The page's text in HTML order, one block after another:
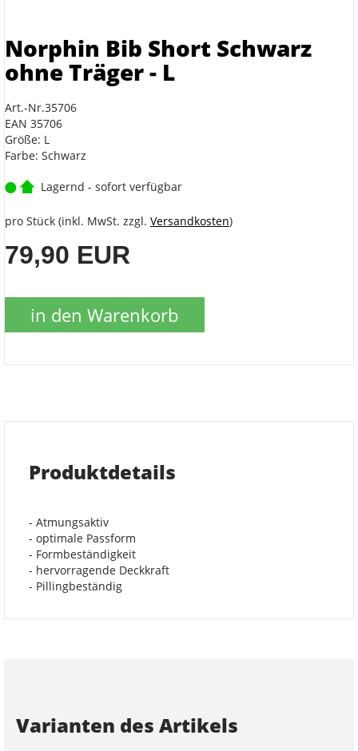
Norphin Bib Short Schwarz
ohne Träger - L
Art.-Nr.35706
EAN 35706
Größe: L
Farbe: Schwarz
Lagernd - sofort verfügbar
pro Stück (inkl. MwSt. zzgl. Versandkosten)
79,90 EUR
in den Warenkorb
Produktdetails
- Atmungsaktiv
- optimale Passform
- Formbeständigkeit
- hervorragende Deckkraft
- Pillingbeständig
Varianten des Artikels